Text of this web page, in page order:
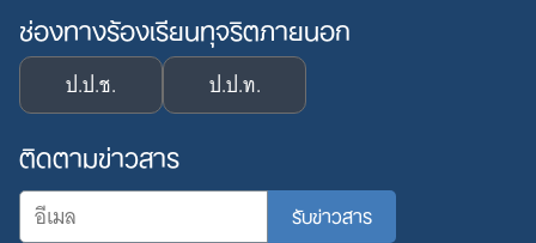
ช่องทางร้องเรียนทุจริตภายนอก
ป.ป.ช. ป.ป.ท.
ติดตามข่าวสาร